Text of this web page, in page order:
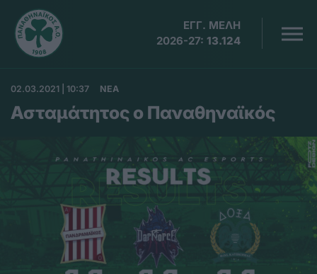
ΕΓΓ. ΜΕΛΗ
2026-27: 13.124
02.03.2021 | 10:37 ΝΕΑ
Ασταμάτητος ο Παναθηναϊκός